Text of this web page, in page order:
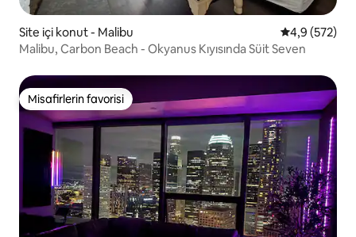
Site içi konut - Malibu 5 üzerinden
4,9 (572)
Malibu, Carbon Beach - Okyanus Kıyısında Süit Seven
Misafirlerin favorisi
Misafirlerin favorisi